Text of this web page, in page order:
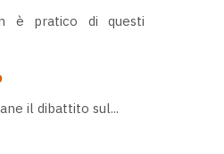
è pratico di questi
il dibattito sul...